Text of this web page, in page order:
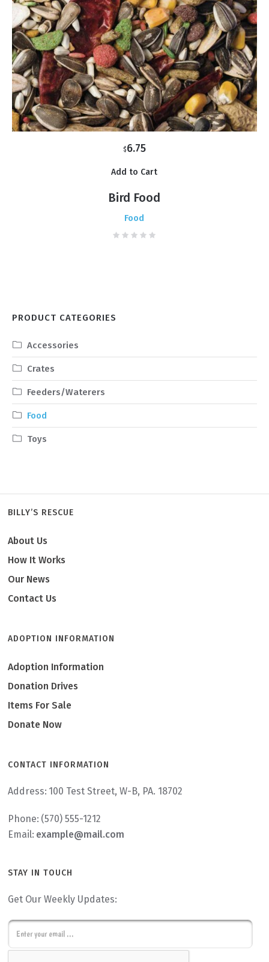
$6.75
Add to Cart
Bird Food
Food
PRODUCT CATEGORIES
Accessories
Crates
Feeders/Waterers
Food
Toys
BILLY’S RESCUE
About Us
How It Works
Our News
Contact Us
ADOPTION INFORMATION
Adoption Information
Donation Drives
Items For Sale
Donate Now
CONTACT INFORMATION
Address: 100 Test Street, W-B, PA. 18702
Phone: (570) 555-1212
Email: example@mail.com
STAY IN TOUCH
Get Our Weekly Updates:
E